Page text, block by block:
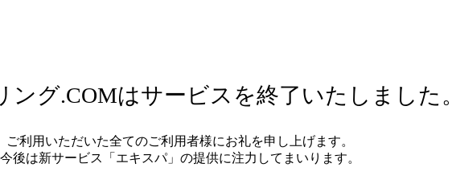
ング.COMはサービスを終了いたしました。
ご利用いただいた全てのご利用者様にお礼を申し上げます。
今後は新サービス「エキスパ」の提供に注力してまいります。